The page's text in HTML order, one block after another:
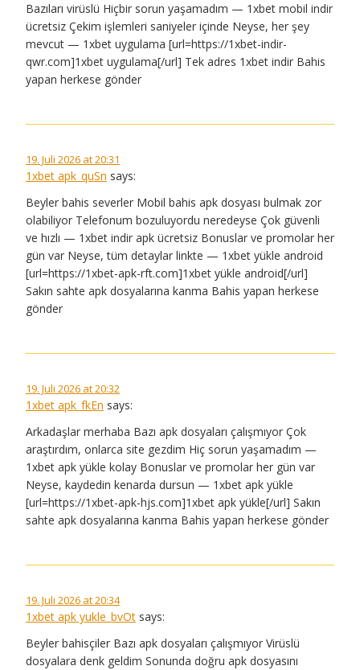
Bazıları virüslü Hiçbir sorun yaşamadım — 1xbet mobil indir
ücretsiz Çekim işlemleri saniyeler içinde Neyse, her şey
mevcut — 1xbet uygulama [url=https://1xbet-indir-
qwr.com]1xbet uygulama[/url] Tek adres 1xbet indir Bahis
yapan herkese gönder
19. Juli 2026 at 20:31
1xbet apk_quSn says:
Beyler bahis severler Mobil bahis apk dosyası bulmak zor
olabiliyor Telefonum bozuluyordu neredeyse Çok güvenli
ve hızlı — 1xbet indir apk ücretsiz Bonuslar ve promolar her
gün var Neyse, tüm detaylar linkte — 1xbet yükle android
[url=https://1xbet-apk-rft.com]1xbet yükle android[/url]
Sakın sahte apk dosyalarına kanma Bahis yapan herkese
gönder
19. Juli 2026 at 20:32
1xbet apk_fkEn says:
Arkadaşlar merhaba Bazı apk dosyaları çalışmıyor Çok
araştırdım, onlarca site gezdim Hiç sorun yaşamadım —
1xbet apk yükle kolay Bonuslar ve promolar her gün var
Neyse, kaydedin kenarda dursun — 1xbet apk yükle
[url=https://1xbet-apk-hjs.com]1xbet apk yükle[/url] Sakın
sahte apk dosyalarına kanma Bahis yapan herkese gönder
19. Juli 2026 at 20:34
1xbet apk yukle_bvOt says:
Beyler bahisçiler Bazı apk dosyaları çalışmıyor Virüslü
dosyalara denk geldim Sonunda doğru apk dosyasını